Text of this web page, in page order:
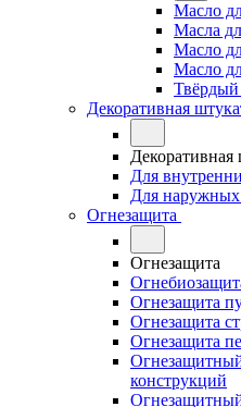
Масло
Масла
Масло
Масло
Твёрдый
Декоративная
Декоративная
Для
Для наружных
Огнезащита
Огнезащита
Огнезащита
Огнезащита
Огнезащита
конструкций